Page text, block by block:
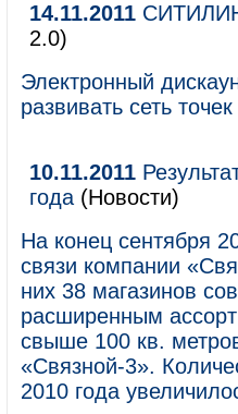
14.11.2011
2.0)
Электронный
развивать сеть
10.11.2011
года (Новости)
На конец сентября
связи компании
них 38 магазинов
расширенным
свыше 100 кв.
«Связной-3».
2010 года